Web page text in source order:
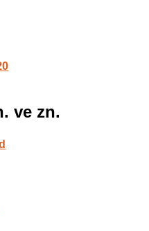
ve zn.